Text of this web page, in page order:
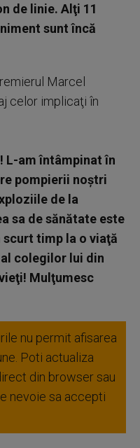
de linie. Alţi 11
sunt încă
Marcel
celor implicaţi în
L-am întâmpinat în
pompierii noştri
de la
sa de sănătate este
scurt timp la o viaţă
colegilor lui din
Mulţumesc
nu permit afisarea
Poti actualiza
din browser sau
nevoie sa accepti